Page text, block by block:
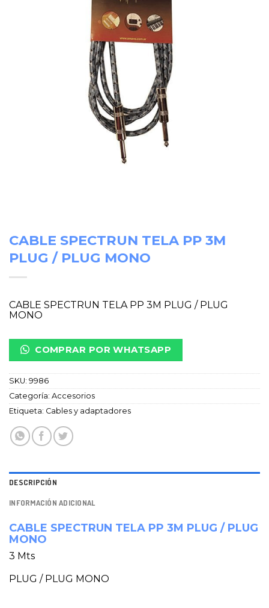
CABLE SPECTRUN TELA PP 3M
PLUG / PLUG MONO
CABLE SPECTRUN TELA PP 3M PLUG / PLUG
MONO
COMPRAR POR WHATSAPP
SKU: 9986
Categoría: Accesorios
Etiqueta: Cables y adaptadores
DESCRIPCIÓN
INFORMACIÓN ADICIONAL
CABLE SPECTRUN TELA PP 3M PLUG / PLUG
MONO
3 Mts
PLUG / PLUG MONO